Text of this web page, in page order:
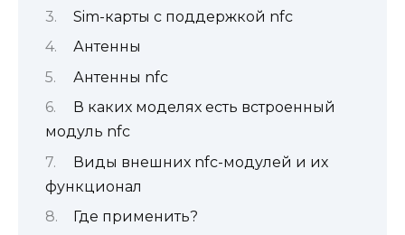
Sim-карты с поддержкой nfc
Антенны
Антенны nfc
В каких моделях есть встроенный
модуль nfc
Виды внешних nfc-модулей и их
функционал
Где применить?